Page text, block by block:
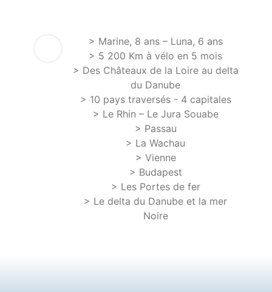
> Marine, 8 ans – Luna, 6 ans
> 5 200 Km à vélo en 5 mois
> Des Châteaux de la Loire au delta
du Danube
> 10 pays traversés - 4 capitales
> Le Rhin – Le Jura Souabe
> Passau
> La Wachau
> Vienne
> Budapest
> Les Portes de fer
> Le delta du Danube et la mer
Noire